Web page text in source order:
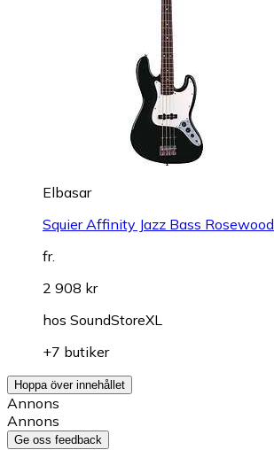
Elbasar
Squier Affinity Jazz Bass Rosewood
fr.
2 908 kr
hos SoundStoreXL
+7 butiker
Hoppa över innehållet
Annons
Annons
Ge oss feedback